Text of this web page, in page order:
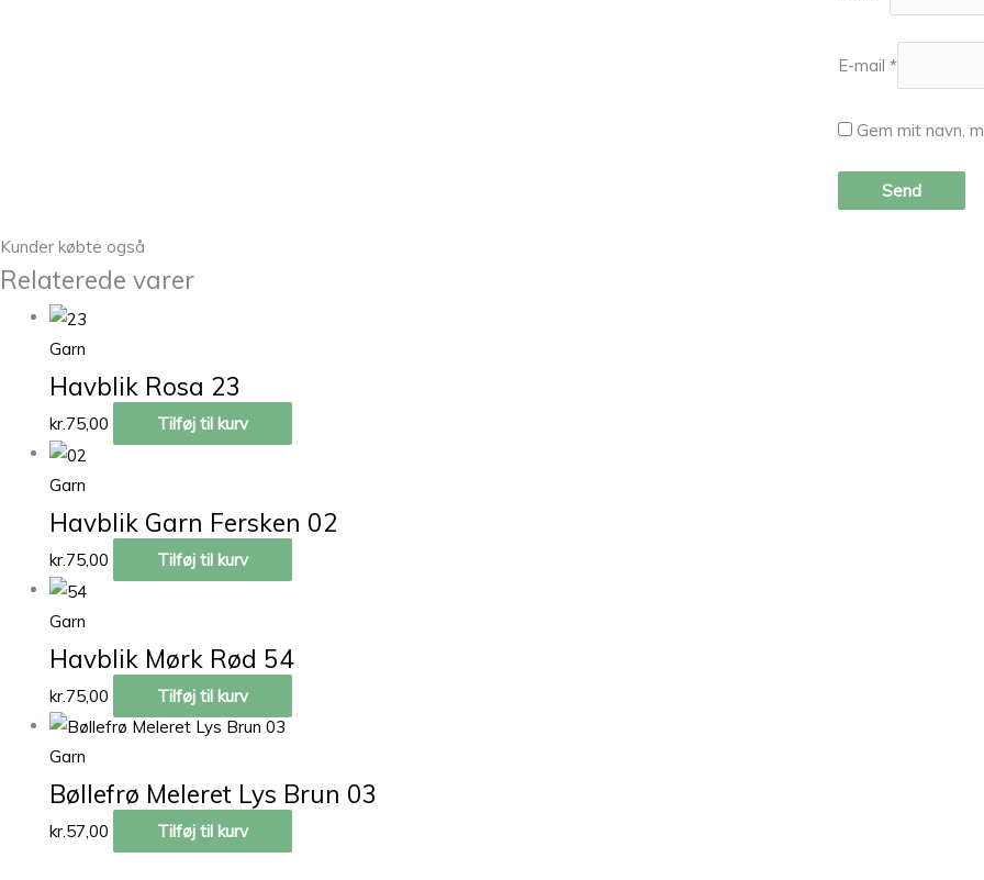
E-mail *
Gem mit navn,
Kunder købte også
Relaterede varer
Garn
Havblik Rosa 23
kr.75,00 Tilføj til kurv
Garn
Havblik Garn Fersken 02
kr.75,00 Tilføj til kurv
Garn
Havblik Mørk Rød 54
kr. 75,00 Tilføj til kurv
Garn
Bøllefrø Meleret Lys Brun 03
kr.57,00 Tilføj til kurv